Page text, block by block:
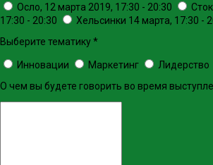
Осло, 12 марта 2019, 17:30 - 20:30
17:30 - 20:30
Хельсинки 14 марта, 17:30 -
Выберите тематику*
Инновации Маркетинг
Лидерство
О чем вы будете говорить во время